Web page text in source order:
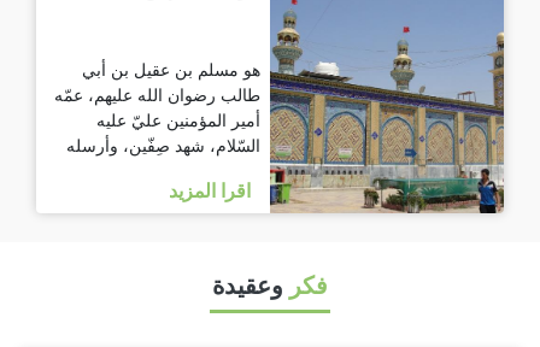
هو مسلم بن عقيل بن أبي
طالب رضوان الله عليهم، عمّه
أمير المؤمنين عليّ عليه
السّلام، شهد صِفّين، وأرسله
اقرا المزيد
فكر وعقيدة